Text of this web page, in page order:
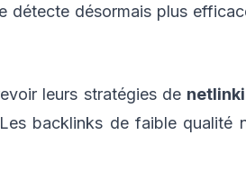
détecte désormais plus
leurs stratégies de
backlinks de faible qualité